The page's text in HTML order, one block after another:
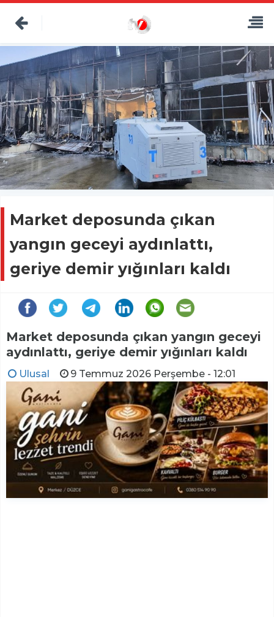
Market deposunda çıkan
yangın geceyi aydınlattı,
geriye demir yığınları kaldı
Market deposunda çıkan yangın geceyi
aydınlattı, geriye demir yığınları kaldı
Ulusal 9 Temmuz 2026 Perşembe - 12:01